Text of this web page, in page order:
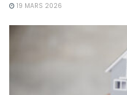
19 MARS 2026